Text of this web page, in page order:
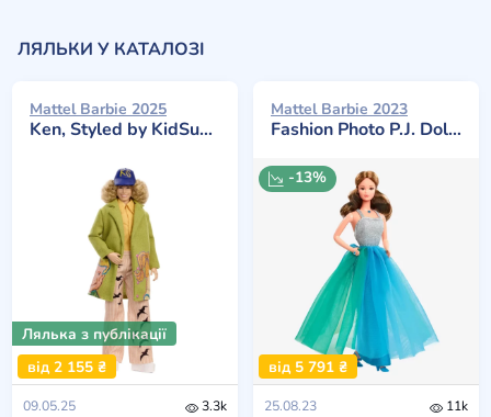
ЛЯЛЬКИ У КАТАЛОЗІ
Лялька з публікації
Mattel Barbie 2025
Ken, Styled by KidSuper
від 2 155 ₴
09.05.25
3.3k
Mattel Barbie 2023
Fashion Photo P.J. Doll Reproduction
-13%
від 5 791 ₴
25.08.23
11k